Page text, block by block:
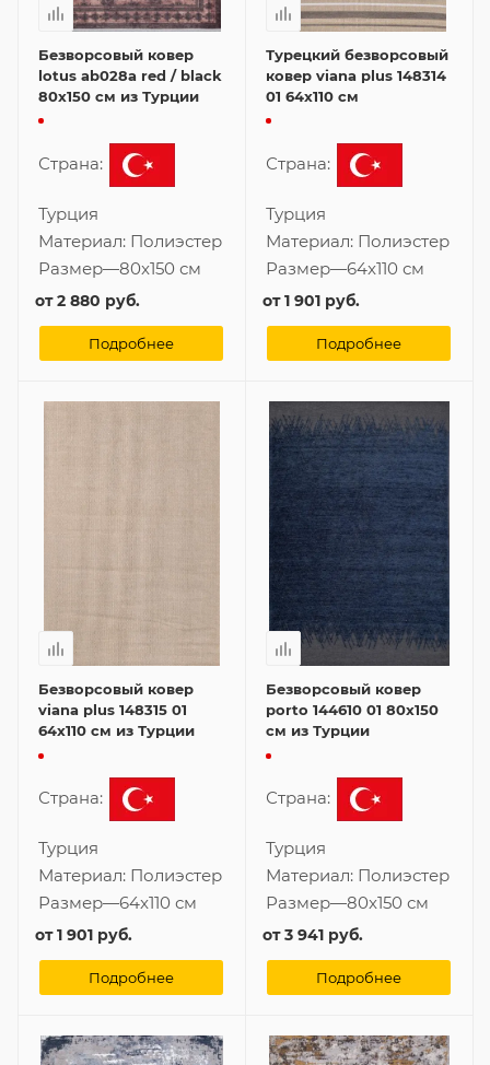
Безворсовый ковер
lotus ab028a red / black
80x150 см из Турции
Страна:
Турция
Материал: Полиэстер
Размер—80x150 см
от2 880 руб.
Подробнее
Турецкий безворсовый
ковер viana plus 148314
01 64x110 см
Страна:
Турция
Материал: Полиэстер
Размер—64x110 см
от1 901 руб.
Подробнее
Безворсовый ковер
viana plus 148315 01
64x110 см из Турции
Страна:
Турция
Материал: Полиэстер
Размер—64x110 см
от1 901 руб.
Подробнее
Безворсовый ковер
porto 144610 01 80x150
см из Турции
Страна:
Турция
Материал: Полиэстер
Размер—80x150 см
от3 941 руб.
Подробнее